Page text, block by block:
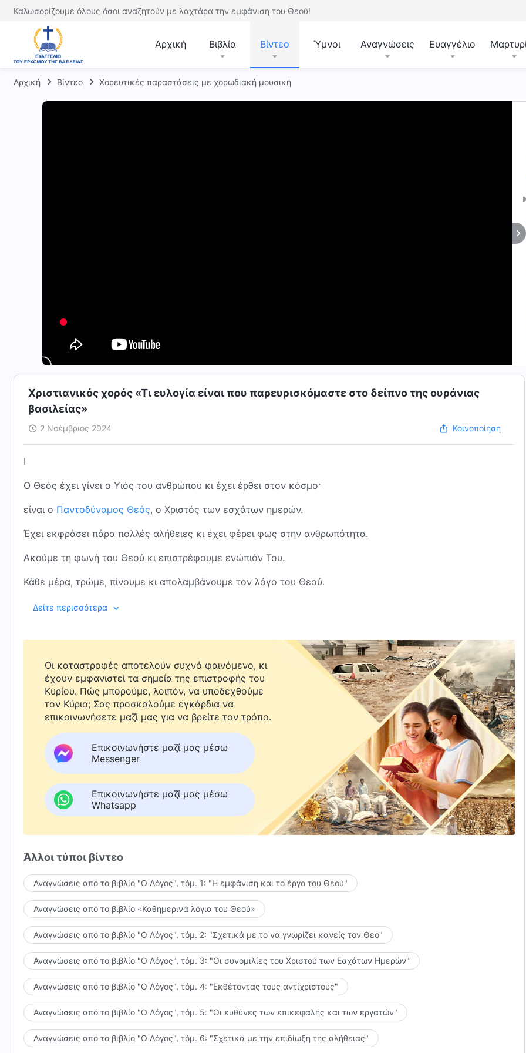
Καλωσορίζουμε όλους όσοι αναζητούν με λαχτάρα την εμφάνιση του Θεού!
Αρχική Βιβλία Βίντεο Ύμνοι Αναγνώσεις Ευαγγέλιο
Αρχική Βίντεο Χορευτικές παραστάσεις με χορωδιακή μουσική
Χριστιανικός χορός «Τι ευλογία είναι που παρευρισκόμαστε στο δείπνο της ουράνιας
βασιλείας»
2 Νοέμβριος 2024 Κοινοποίηση
I
Ο Θεός έχει γίνει ο Υιός του ανθρώπου κι έχει έρθει στον κόσμο·
είναι ο Παντοδύναμος Θεός, ο Χριστός των εσχάτων ημερών.
Έχει εκφράσει πάρα πολλές αλήθειες κι έχει φέρει φως στην ανθρωπότητα.
Ακούμε τη φωνή του Θεού κι επιστρέφουμε ενώπιόν Του.
Κάθε μέρα, τρώμε, πίνουμε κι απολαμβάνουμε τον λόγο του Θεού.
Το ζων ύδωρ του θρόνου μάς ποτίζει και μας εφοδιάζει.
Ούτε στα πιο τρελά μας όνειρα δεν φανταζόμασταν
πως ίσως έρθουμε πρόσωπο με πρόσωπο με τον Θεό.
Είναι χάρη κι ευλογία Θεού ν' ακούμε τη φωνή Του και να επιστρέφουμε σ' Αυτόν.
Τρώγοντας και πίνοντας τον λόγο του Θεού, κατανοούμε πολλές αλήθειες
και βλέπουμε ξεκάθαρα το σκοτάδι αυτού του κόσμου και τη βαθιά διαφθορά του ανθρώπου.
Είμαστε τόσο τυχεροί που ακολουθούμε τον Θεό, κι αυτή είναι η υπέρτατη ευλογία.
Κάνουμε καλά τα καθήκοντά μας για να ικανοποιήσουμε τον Θεό
Μέσα απ' την κρίση και την παίδευση των λόγων του Θεού,
έχουμε καταλήξει να γνωρίσουμε τη δίκαιη διάθεση του Θεού.
Μετανοούμε ειλικρινά και καθαίρεται η διαφθορά μας.
Εκπληρώνουμε αφοσιωμένα τα καθήκοντά μας και καταθέτουμε ηχηρή μαρτυρία.
Είμαστε πραγματικά ευλογημένοι που μπορούμε να αγαπάμε τον Θεό.
Κερδίζουμε την αλήθεια και ζωή.
Υποτασσόμαστε αληθινά στον Θεό και λαμβάνουμε την έγκριση και τις ευλογίες Του.
Δείτε περισσότερα
Οι καταστροφές αποτελούν συχνό φαινόμενο, κι
έχουν εμφανιστεί τα σημεία της επιστροφής του
Κυρίου. Πώς μπορούμε, λοιπόν, να υποδεχθούμε
τον Κύριο; Σας προσκαλούμε εγκάρδια να
επικοινωνήσετε μαζί μας για να βρείτε τον τρόπο.
Επικοινωνήστε μαζί μας μέσω
Messenger
Επικοινωνήστε μαζί μας μέσω
Whatsapp
Άλλοι τύποι βίντεο
Αναγνώσεις από το βιβλίο "Ο Λόγος", τόμ. 1: "Η εμφάνιση και το έργο του Θεού"
Αναγνώσεις από το βιβλίο «Καθημερινά λόγια του Θεού»
Αναγνώσεις από το βιβλίο "Ο Λόγος", τόμ. 2: "Σχετικά με το να γνωρίζει κανείς τον Θεό"
Αναγνώσεις από το βιβλίο "Ο Λόγος", τόμ. 3: "Οι συνομιλίες του Χριστού των Εσχάτων Ημερών"
Αναγνώσεις από το βιβλίο "Ο Λόγος", τόμ. 4: "Εκθέτοντας τους αντίχριστους"
Αναγνώσεις από το βιβλίο "Ο Λόγος", τόμ. 5: "Οι ευθύνες των επικεφαλής και των εργατών"
Αναγνώσεις από το βιβλίο "Ο Λόγος", τόμ. 6: "Σχετικά με την επιδίωξη της αλήθειας"